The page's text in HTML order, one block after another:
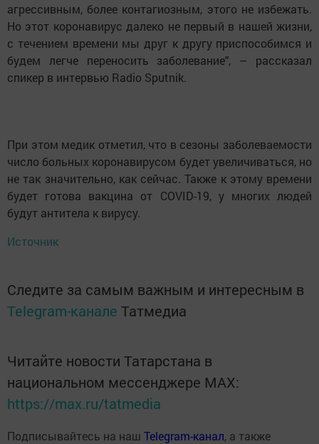
агрессивным, более контагиозным, этого не избежать.
Но этот коронавирус далеко не первый в нашей жизни,
с течением времени мы друг к другу приспособимся и
будем легче переносить заболевание", – рассказал
спикер в интервью Radio Sputnik.
При этом медик отметил, что в сезоны заболеваемости
число больных коронавирусом будет увеличиваться, но
не так значительно, как сейчас. Также к этому времени
будет готова вакцина от COVID-19, у многих людей
будут антитела к вирусу.
Источник
Следите за самым важным и интересным в
Telegram-канале Татмедиа
Читайте новости Татарстана в
национальном мессенджере MАХ:
https://max.ru/tatmedia
Подписывайтесь на наш Telegram-канал, а также